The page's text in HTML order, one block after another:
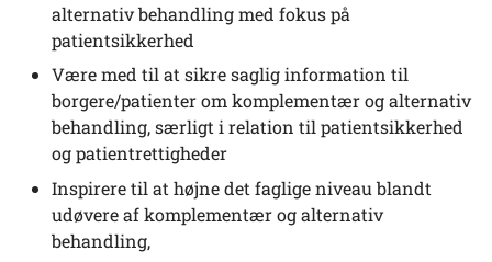
alternativ behandling med fokus på
patientsikkerhed
Være med til at sikre saglig information til
borgere/patienter om komplementær og alternativ
behandling, særligt i relation til patientsikkerhed
og patientrettigheder
Inspirere til at højne det faglige niveau blandt
udøvere af komplementær og alternativ
behandling,